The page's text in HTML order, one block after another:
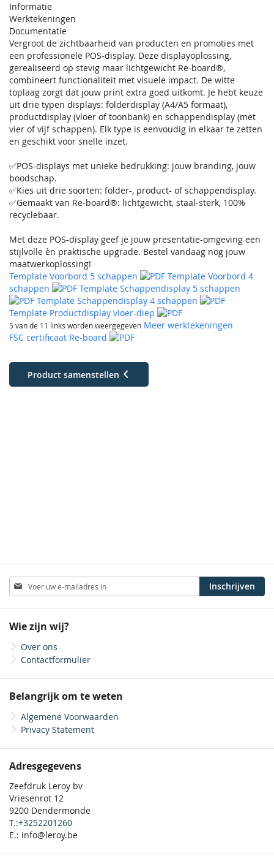
Informatie
Werktekeningen
Documentatie
Vergroot de zichtbaarheid van producten en promoties met
een professionele POS-display. Deze displayoplossing,
gerealiseerd op stevig maar lichtgewicht Re-board®,
combineert functionaliteit met visuele impact. De witte
toplaag zorgt dat jouw print extra goed uitkomt. Je hebt keuze
uit drie typen displays: folderdisplay (A4/A5 formaat),
productdisplay (vloer of toonbank) en schappendisplay (met
vier of vijf schappen). Elk type is eenvoudig in elkaar te zetten
en geschikt voor snelle inzet.
✅POS-displays met unieke bedrukking: jouw branding, jouw
boodschap.
✅Kies uit drie soorten: folder-, product- of schappendisplay.
✅Gemaakt van Re-board®: lichtgewicht, staal-sterk, 100%
recyclebaar.
Met deze POS-display geef je jouw presentatie-omgeving een
stijlvolle èn praktische upgrade. Bestel vandaag nog jouw
maatwerkoplossing!
Template Voorbord 5 schappen
Template Voorbord 4
schappen
Template Schappendisplay 5 schappen
Template Schappendisplay 4 schappen
Template Productdisplay vloer-diep
5 van de 11 links worden weergegeven Meer werktekeningen
FSC certificaat Re-board
Product samenstellen
Abonneer
u
op
nieuwsbrief
Inschrijven
Wie zijn wij?
Over ons
Contactformulier
Belangrijk om te weten
Algemene Voorwaarden
Privacy Statement
Adresgegevens
Zeefdruk Leroy bv
Vriesenrot 12
9200 Dendermonde
T.:+3252201260
E.: info@leroy.be